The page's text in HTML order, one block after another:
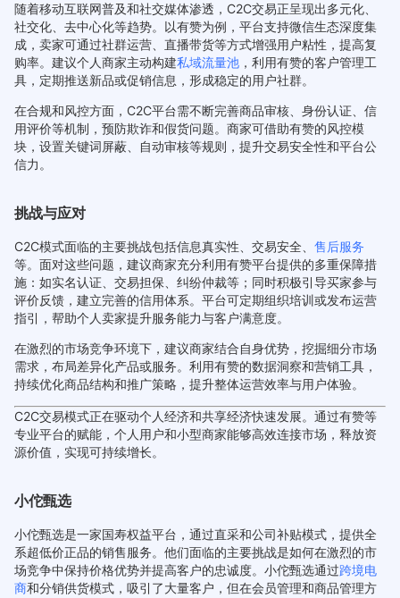
随着移动互联网普及和社交媒体渗透，C2C交易正呈现出多元化、
社交化、去中心化等趋势。以有赞为例，平台支持微信生态深度集
成，卖家可通过社群运营、直播带货等方式增强用户粘性，提高复
购率。建议个人商家主动构建私域流量池 ，利用有赞的客户管理工
具，定期推送新品或促销信息，形成稳定的用户社群。
在合规和风控方面，C2C平台需不断完善商品审核、身份认证、信
用评价等机制，预防欺诈和假货问题。商家可借助有赞的风控模
块，设置关键词屏蔽、自动审核等规则，提升交易安全性和平台公
信力。
挑战与应对
C2C模式面临的主要挑战包括信息真实性、交易安全、 售后服务
等。面对这些问题，建议商家充分利用有赞平台提供的多重保障措
施：如实名认证、交易担保、纠纷仲裁等；同时积极引导买家参与
评价反馈，建立完善的信用体系。平台可定期组织培训或发布运营
指引，帮助个人卖家提升服务能力与客户满意度。
在激烈的市场竞争环境下，建议商家结合自身优势，挖掘细分市场
需求，布局差异化产品或服务。利用有赞的数据洞察和营销工具，
持续优化商品结构和推广策略，提升整体运营效率与用户体验。
C2C交易模式正在驱动个人经济和共享经济快速发展。通过有赞等
专业平台的赋能，个人用户和小型商家能够高效连接市场，释放资
源价值，实现可持续增长。
小佗甄选
小佗甄选是一家国寿权益平台，通过直采和公司补贴模式，提供全
系超低价正品的销售服务。他们面临的主要挑战是如何在激烈的市
场竞争中保持价格优势并提高客户的忠诚度。小佗甄选通过跨境电
商和分销供货模式，吸引了大量客户，但在会员管理和商品管理方